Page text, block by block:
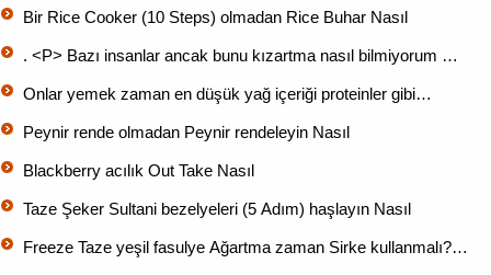
Bir Rice Cooker (10 Steps) olmadan Rice Buhar Nasıl
. <P> Bazı insanlar ancak bunu kızartma nasıl bilmiyorum …
Onlar yemek zaman en düşük yağ içeriği proteinler gibi…
Peynir rende olmadan Peynir rendeleyin Nasıl
Blackberry acılık Out Take Nasıl
Taze Şeker Sultani bezelyeleri (5 Adım) haşlayın Nasıl
Freeze Taze yeşil fasulye Ağartma zaman Sirke kullanmalı?…